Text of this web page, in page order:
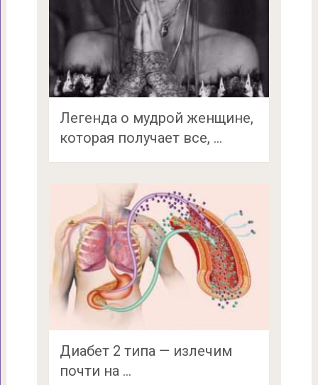
Легенда о мудрой женщине,
которая получает все, …
Диабет 2 типа — излечим
почти на …